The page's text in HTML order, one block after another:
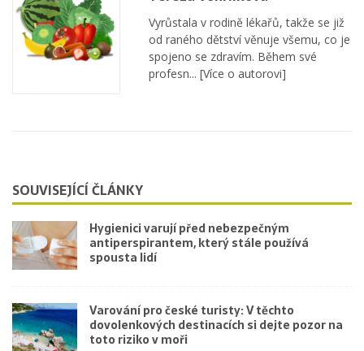
Vyrůstala v rodině lékařů, takže se již
od raného dětství věnuje všemu, co je
spojeno se zdravím. Během své
profesn... [Více o autorovi]
SOUVISEJÍCÍ ČLÁNKY
Hygienici varují před nebezpečným
antiperspirantem, který stále používá
spousta lidí
Varování pro české turisty: V těchto
dovolenkových destinacích si dejte pozor na
toto riziko v moři